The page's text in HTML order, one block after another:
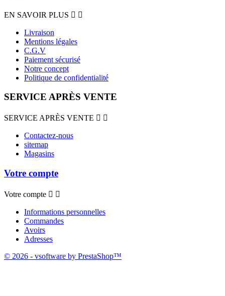
EN SAVOIR PLUS  
Livraison
Mentions légales
C.G.V
Paiement sécurisé
Notre concept
Politique de confidentialité
SERVICE APRÈS VENTE
SERVICE APRÈS VENTE  
Contactez-nous
sitemap
Magasins
Votre compte
Votre compte  
Informations personnelles
Commandes
Avoirs
Adresses
© 2026 - vsoftware by PrestaShop™